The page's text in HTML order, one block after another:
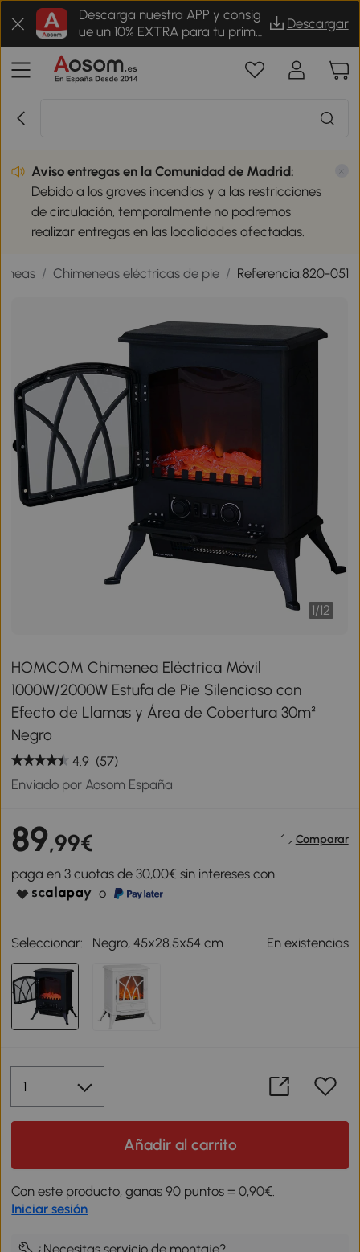
Descarga nuestra APP y consig
ue un 10% EXTRA para tu prime
r pedido
Descargar
Aviso entregas en la Comunidad de Madrid:
Debido a los graves incendios y a las restricciones
de circulación, temporalmente no podremos
realizar entregas en las localidades afectadas.
/ Chimeneas eléctricas de pie / Referencia:820-051
1/12
HOMCOM Chimenea Eléctrica Móvil
1000W/2000W Estufa de Pie Silencioso con
Efecto de Llamas y Área de Cobertura 30m²
Negro
4.9 (57)
Enviado por Aosom España
89,99€ Comparar
paga en 3 cuotas de 30,00€ sin intereses con
o
Seleccionar: Negro, 45x28.5x54 cm En existencias
Añadir al carrito
Con este producto, ganas 90 puntos = 0,90€.
Iniciar sesión
¿Necesitas servicio de montaje?